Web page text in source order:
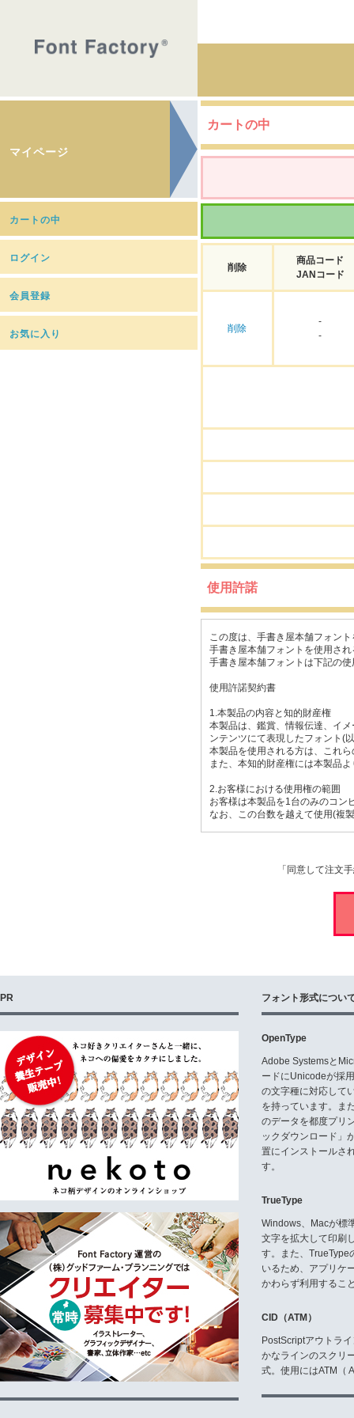
マイページ
カートの中
ログイン
会員登録
お気に入り
カートの中
削除
商品コード
JANコード
削除
-
-
使用許諾
この度は、手書き屋本舗フォン
手書き屋本舗フォントを使用さ
手書き屋本舗フォントは下記の
使用許諾契約書
1.本製品の内容と知的財産権
本製品は、鑑賞、情報伝達、イ
ンテンツにて表現したフォント(
本製品を使用される方は、これ
また、本知的財産権には本製品
2.お客様における使用権の範囲
お客様は本製品を1台のみのコン
なお、この台数を越えて使用(複
(1)本製品から得られる派生文字
(2)同じくWEBページの文字表
(6)不特定の(お客様が配布配信先
(例:テレビ・ビデオ作品のテロ
(7)サーバーにて本製品を使用す
(8)上記に記載がない事項。
【禁止事項】
お客様は下記の使用権を有しま
(9)本製品の一部または全部を第
(10)本製品を元にして類似また
3.保証・補償
(1)当社は本製品が第三者の知的
(2)当社はお客様がユーザ登録手
従って万が一本製品に瑕疵があ
ご購入後60日以上経過後の交換
なおこれらのサービスは有償に
(4)当社は本製品のご使用により
たは補償を負うことはできません
なお、係争の際の管轄裁判所は
(5)本知的財産がお客様により損
4.契約の期間
契約期間は、お客様がユーザ登
が本製品のご使用を停止された
または株式会社テクノアドバン
株式会社テクノアドバンス
「同意して注文
PR フォント形式につい
OpenType
Adobe Systemsと
ードにUnicodeが採
の文字種に対応して
を持っています。ま
のデータを都度プリ
ックダウンロード」
置にインストールさ
す。
TrueType
Windows、Macが標
文字を拡大して印刷
す。また、TrueType
いるため、アプリケ
かわらず利用するこ
CID（ATM）
PostScriptアウトラ
かなラインのスクリ
式。使用にはATM（